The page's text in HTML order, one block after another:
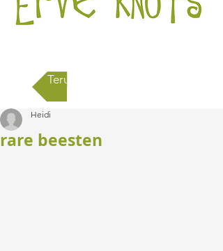
Terug naar alle berichten
rare beesten
Heidi